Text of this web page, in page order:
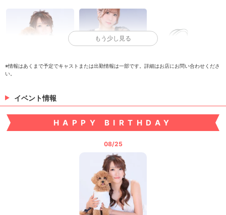
橘 しの
もう少し見る
※情報はあくまで予定でキャストまたは出勤情報は一部です。詳細はお店にお問い合わせくださ
い。
イベント情報
HAPPY BIRTHDAY
08/25